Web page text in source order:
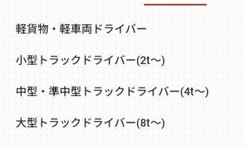
軽貨物・軽車両ドライバー
小型トラックドライバー(2t～)
中型・準中型トラックドライバー(4t～)
大型トラックドライバー(8t～)